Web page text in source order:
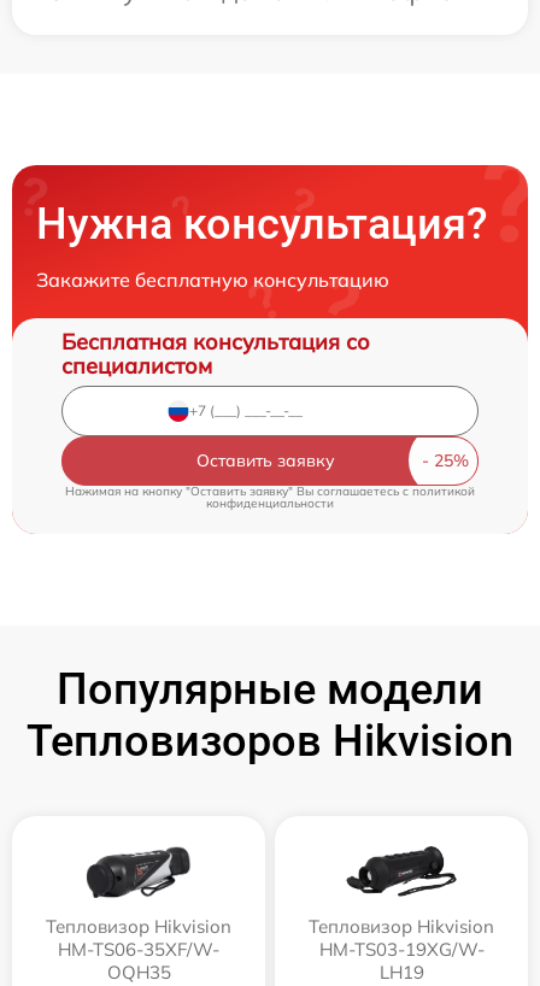
Нужна консультация?
Закажите бесплатную консультацию
Бесплатная консультация со
специалистом
Оставить заявку
Нажимая на кнопку "Оставить заявку" Вы соглашаетесь cполитикой
конфиденциальности
Популярные модели
Тепловизоров Hikvision
Тепловизор Hikvision
HM-TS06-35XF/W-
OQH35
Тепловизор Hikvision
HM-TS03-19XG/W-
LH19